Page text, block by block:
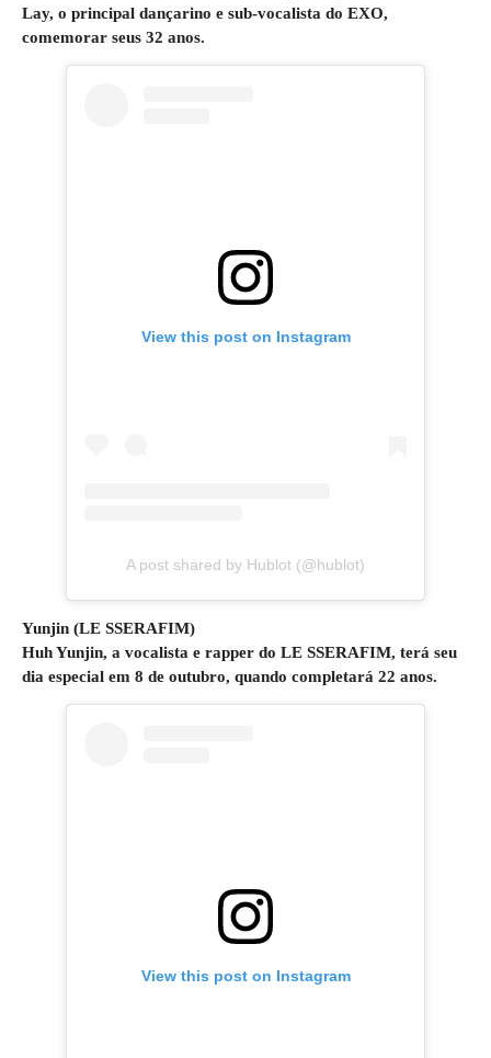
Lay, o principal dançarino e sub-vocalista do EXO,
comemorar seus 32 anos.
View this post on Instagram
A post shared by Hublot (@hublot)
Yunjin (LE SSERAFIM)
Huh Yunjin, a vocalista e rapper do LE SSERAFIM, terá seu
dia especial em 8 de outubro, quando completará 22 anos.
View this post on Instagram